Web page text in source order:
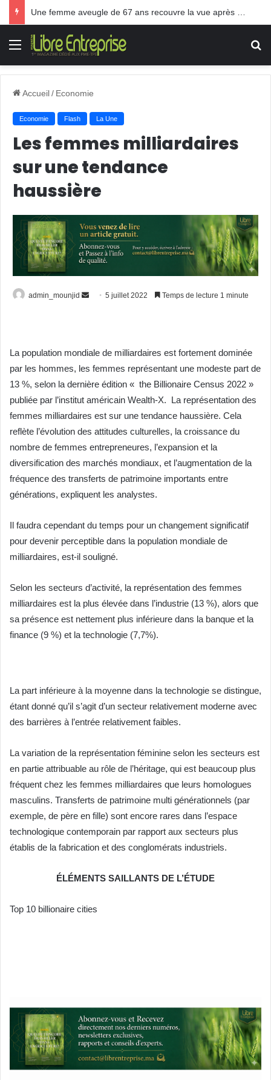
Menu
Accueil/ Economie
Economie Flash La Une
Les femmes milliardaires
sur une tendance
haussière
admin_mounjid
Envoyer5 juillet 2022 Temps de lecture 1 minute
La population mondiale de milliardaires est fortement dominée
par les hommes, les femmes représentant une modeste part de
13 %, selon la dernière édition « the Billionaire Census 2022 »
publiée par l’institut américain Wealth-X. La représentation des
femmes milliardaires est sur une tendance haussière. Cela
reflète l’évolution des attitudes culturelles, la croissance du
nombre de femmes entrepreneures, l’expansion et la
diversification des marchés mondiaux, et l’augmentation de la
fréquence des transferts de patrimoine importants entre
générations, expliquent les analystes.
Il faudra cependant du temps pour un changement significatif
pour devenir perceptible dans la population mondiale de
milliardaires, est-il souligné.
Selon les secteurs d’activité, la représentation des femmes
milliardaires est la plus élevée dans l’industrie (13 %), alors que
sa présence est nettement plus inférieure dans la banque et la
finance (9 %) et la technologie (7,7%).
La part inférieure à la moyenne dans la technologie se distingue,
étant donné qu’il s’agit d’un secteur relativement moderne avec
des barrières à l’entrée relativement faibles.
La variation de la représentation féminine selon les secteurs est
en partie attribuable au rôle de l’héritage, qui est beaucoup plus
fréquent chez les femmes milliardaires que leurs homologues
masculins. Transferts de patrimoine multi générationnels (par
exemple, de père en fille) sont encore rares dans l’espace
technologique contemporain par rapport aux secteurs plus
établis de la fabrication et des conglomérats industriels.
ÉLÉMENTS SAILLANTS DE L’ÉTUDE
Top 10 billionaire cities